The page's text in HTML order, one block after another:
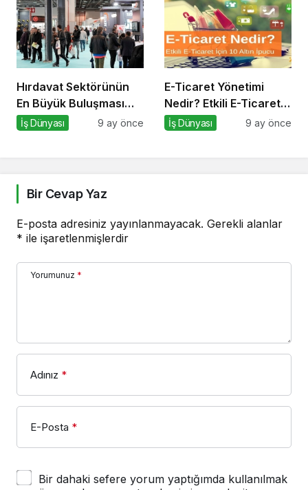
Hırdavat Sektörünün
En Büyük Buluşması
İçin İstanbul Hazır!
İş Dünyası 9 ay önce
E-Ticaret Yönetimi
Nedir? Etkili E-Ticaret
Yönetimi İçin 10 Altın
İş Dünyası 9 ay önce
Bir Cevap Yaz
E-posta adresiniz yayınlanmayacak. Gerekli alanlar
* ile işaretlenmişlerdir
Yorumunuz *
Adınız *
E-Posta *
Bir dahaki sefere yorum yaptığımda kullanılmak